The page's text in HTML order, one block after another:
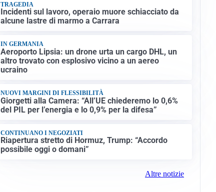
TRAGEDIA
Incidenti sul lavoro, operaio muore schiacciato da
alcune lastre di marmo a Carrara
IN GERMANIA
Aeroporto Lipsia: un drone urta un cargo DHL, un
altro trovato con esplosivo vicino a un aereo
ucraino
NUOVI MARGINI DI FLESSIBILITÀ
Giorgetti alla Camera: “All’UE chiederemo lo 0,6%
del PIL per l’energia e lo 0,9% per la difesa”
CONTINUANO I NEGOZIATI
Riapertura stretto di Hormuz, Trump: “Accordo
possibile oggi o domani”
Altre notizie